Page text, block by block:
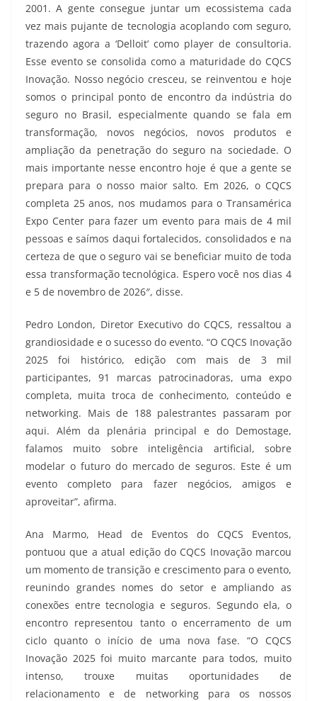
2001. A gente consegue juntar um ecossistema cada
vez mais pujante de tecnologia acoplando com seguro,
trazendo agora a ‘Delloit’ como player de consultoria.
Esse evento se consolida como a maturidade do CQCS
Inovação. Nosso negócio cresceu, se reinventou e hoje
somos o principal ponto de encontro da indústria do
seguro no Brasil, especialmente quando se fala em
transformação, novos negócios, novos produtos e
ampliação da penetração do seguro na sociedade. O
mais importante nesse encontro hoje é que a gente se
prepara para o nosso maior salto. Em 2026, o CQCS
completa 25 anos, nos mudamos para o Transamérica
Expo Center para fazer um evento para mais de 4 mil
pessoas e saímos daqui fortalecidos, consolidados e na
certeza de que o seguro vai se beneficiar muito de toda
essa transformação tecnológica. Espero você nos dias 4
e 5 de novembro de 2026″, disse.
Pedro London, Diretor Executivo do CQCS, ressaltou a
grandiosidade e o sucesso do evento. “O CQCS Inovação
2025 foi histórico, edição com mais de 3 mil
participantes, 91 marcas patrocinadoras, uma expo
completa, muita troca de conhecimento, conteúdo e
networking. Mais de 188 palestrantes passaram por
aqui. Além da plenária principal e do Demostage,
falamos muito sobre inteligência artificial, sobre
modelar o futuro do mercado de seguros. Este é um
evento completo para fazer negócios, amigos e
aproveitar”, afirma.
Ana Marmo, Head de Eventos do CQCS Eventos,
pontuou que a atual edição do CQCS Inovação marcou
um momento de transição e crescimento para o evento,
reunindo grandes nomes do setor e ampliando as
conexões entre tecnologia e seguros. Segundo ela, o
encontro representou tanto o encerramento de um
ciclo quanto o início de uma nova fase. “O CQCS
Inovação 2025 foi muito marcante para todos, muito
intenso, trouxe muitas oportunidades de
relacionamento e de networking para os nossos